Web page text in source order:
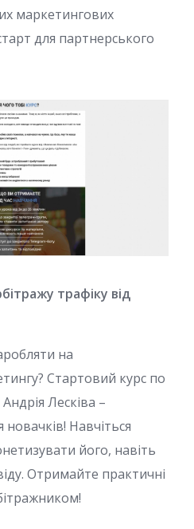
маркетингових
для партнерського
трафіку від
на
Стартовий курс по
Лесківа –
новачків! Навчіться
його, навіть
Отримайте практичні